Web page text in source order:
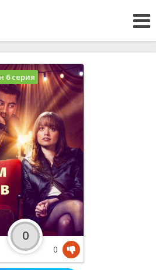
6 серия
0
0